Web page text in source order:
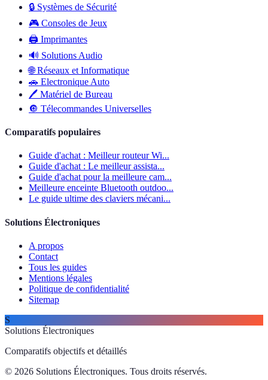
🔒 Systèmes de Sécurité
🎮 Consoles de Jeux
🖨️ Imprimantes
🔊 Solutions Audio
🌐 Réseaux et Informatique
🚗 Electronique Auto
🖊️ Matériel de Bureau
🔘 Télecommandes Universelles
Comparatifs populaires
Guide d'achat : Meilleur routeur Wi...
Guide d'achat : Le meilleur assista...
Guide d'achat pour la meilleure cam...
Meilleure enceinte Bluetooth outdoo...
Le guide ultime des claviers mécani...
Solutions Électroniques
A propos
Contact
Tous les guides
Mentions légales
Politique de confidentialité
Sitemap
S
Solutions Électroniques
Comparatifs objectifs et détaillés
© 2026 Solutions Électroniques. Tous droits réservés.